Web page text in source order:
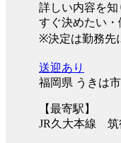
詳しい内容を知
すぐ決めたい・
※決定は勤務先
送迎あり
福岡県 うきは市
【最寄駅】
JR久大本線